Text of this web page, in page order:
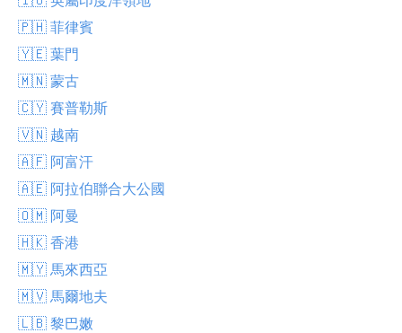
🇵🇭 菲律賓
🇾🇪 葉門
🇲🇳 蒙古
🇨🇾 賽普勒斯
🇻🇳 越南
🇦🇫 阿富汗
🇦🇪 阿拉伯聯合大公國
🇴🇲 阿曼
🇭🇰 香港
🇲🇾 馬來西亞
🇲🇻 馬爾地夫
🇱🇧 黎巴嫩